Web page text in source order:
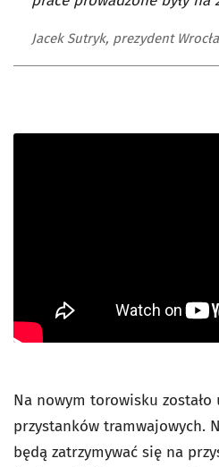
Jacek Sutryk, prezydent
Na nowym torowisku
przystanków tramwajowych.
będą zatrzymywać się na